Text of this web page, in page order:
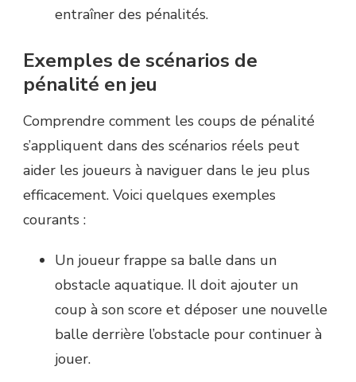
entraîner des pénalités.
Exemples de scénarios de
pénalité en jeu
Comprendre comment les coups de pénalité
s’appliquent dans des scénarios réels peut
aider les joueurs à naviguer dans le jeu plus
efficacement. Voici quelques exemples
courants :
Un joueur frappe sa balle dans un
obstacle aquatique. Il doit ajouter un
coup à son score et déposer une nouvelle
balle derrière l’obstacle pour continuer à
jouer.